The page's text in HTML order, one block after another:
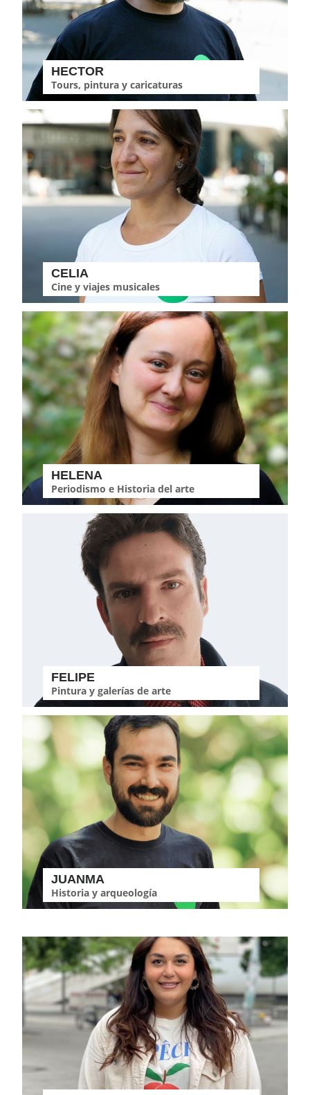
HECTOR
Tours, pintura y caricaturas
CELIA
Cine y viajes musicales
HELENA
Periodismo e Historia del arte
FELIPE
Pintura y galerías de arte
JUANMA
Historia y arqueología